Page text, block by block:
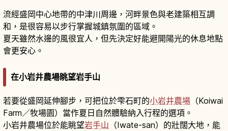
流經盛岡中心地帶的中津川周邊，河畔景色與老建築相互調
和，是很容易以步行掌握城鎮氛圍的區域。
夏天雖然水邊的風很宜人，但先決定好能避開陽光的休息地點
會更安心。
在小岩井農場眺望岩手山
若要從盛岡延伸腳步，可把位於雫石町的小岩井農場 （Koiwai
Farm／牧場園）當作夏日自然體驗納入行程的選項。
小岩井農場位於能眺望岩手山 （Iwate-san）的壯闊大地，能